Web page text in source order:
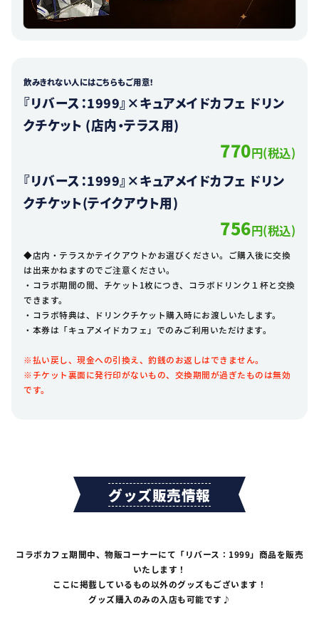
飲みきれない人にはこちらもご用意！
『リバース：1999』×キュアメイドカフェ ドリン
クチケット (店内・テラス用)
770円(税込)
『リバース：1999』×キュアメイドカフェ ドリン
クチケット(テイクアウト用)
756円(税込)
◆店内・テラスかテイクアウトかお選びください。ご購入後に交換
は出来かねますのでご注意ください。
・コラボ期間の間、チケット1枚につき、コラボドリンク１杯と交換
できます。
・コラボ特典は、ドリンクチケット購入時にお渡しいたします。
・本券は「キュアメイドカフェ」でのみご利用いただけます。
※払い戻し、現金への引換え、釣銭のお返しはできません。
※チケット裏面に発行印がないもの、交換期間が過ぎたものは無効
です。
グッズ販売情報
コラボカフェ期間中、物販コーナーにて「リバース：1999」商品を販売
いたします！
ここに掲載しているもの以外のグッズもございます！
グッズ購入のみの入店も可能です♪